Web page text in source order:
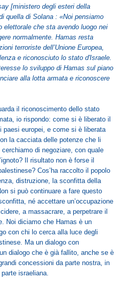
[ministero degli esteri della
quella di Solana : «Noi pensiamo
che sta avendo luogo nei
normalmente. Hamas resta
terroriste dell’Unione Europea,
e riconosciuto lo stato d'Israele.
lo sviluppo di Hamas sul piano
alla lotta armata e riconoscere
il riconoscimento dello stato
io rispondo: come si è liberato il
europei, e come si è liberata
la cacciata delle potenze che li
di negoziare, con quale
Il risultato non è forse il
Cos’ha raccolto il popolo
distruzione, la sconfitta della
si può continuare a fare questo
né accettare un’occupazione
a massacrare, a perpetrare il
Noi diciamo che Hamas è un
con chi lo cerca alla luce degli
Ma un dialogo con
dialogo che è già fallito, anche se è
concessioni da parte nostra, in
israeliana.